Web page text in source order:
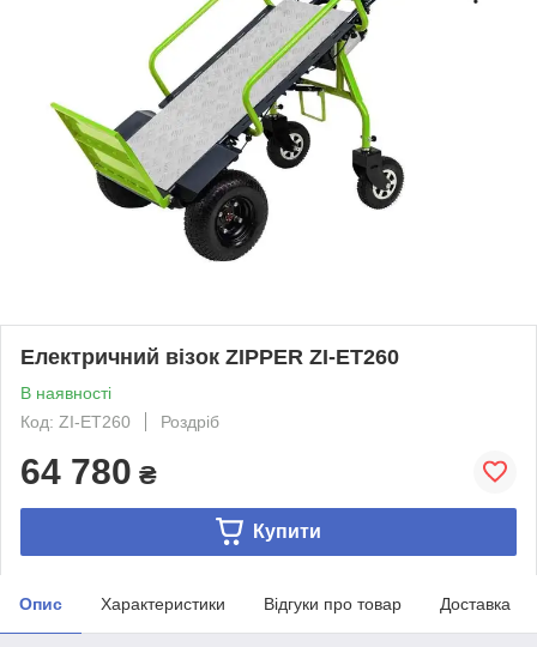
Електричний візок ZIPPER ZI-ET260
В наявності
Код: ZI-ET260
Роздріб
64 780 ₴
Купити
Опис Характеристики Відгуки про товар Доставка